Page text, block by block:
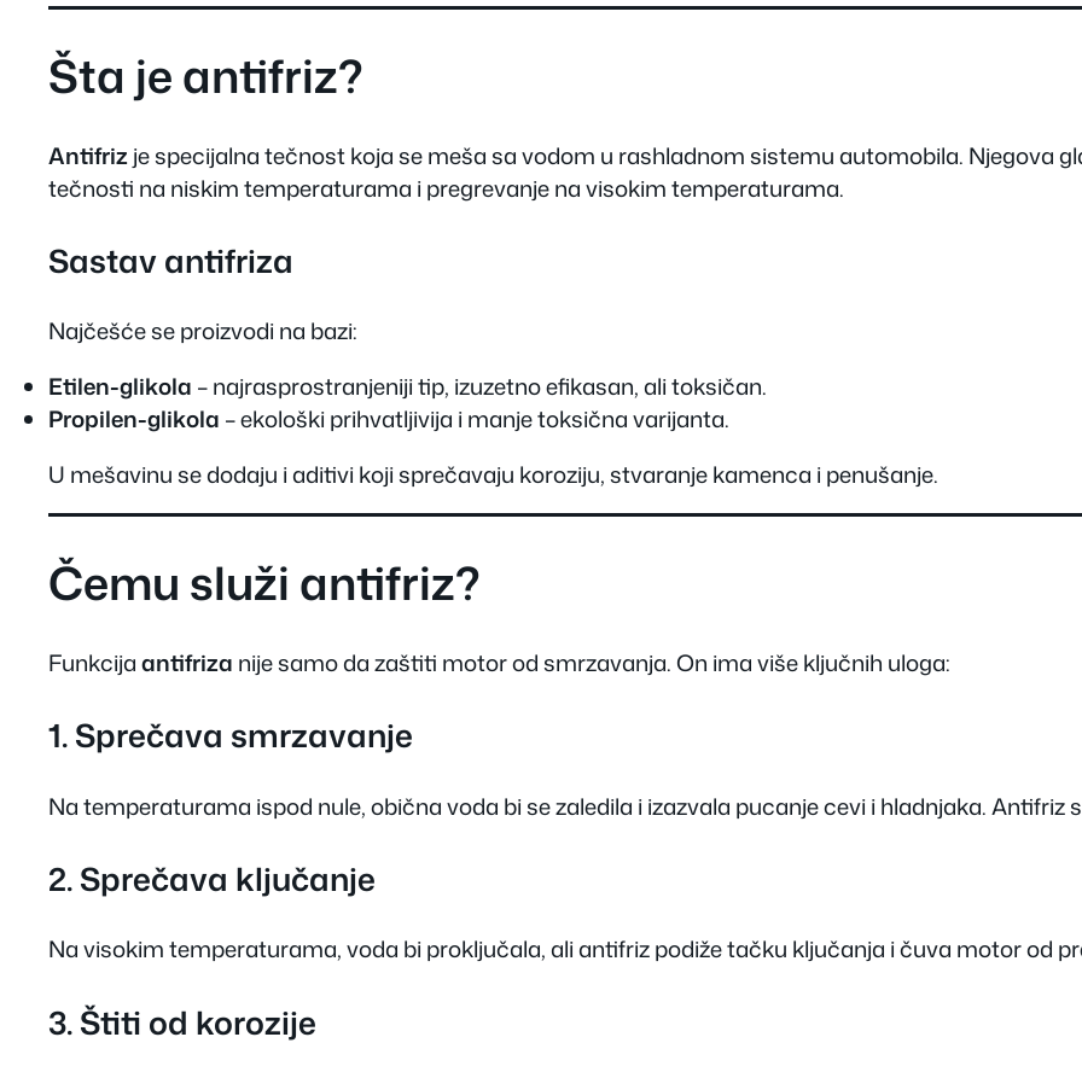
Šta je antifriz?
Antifrizje specijalna tečnost koja se meša sa vodom u rashladnom sistemu automobila. Njegova
tečnosti na niskim temperaturama i pregrevanje na visokim temperaturama.
Sastav antifriza
Najčešće se proizvodi na bazi:
Etilen-glikola – najrasprostranjeniji tip, izuzetno efikasan, ali toksičan.
Propilen-glikola – ekološki prihvatljivija i manje toksična varijanta.
U mešavinu se dodaju i aditivi koji sprečavaju koroziju, stvaranje kamenca i penušanje.
Čemu služi antifriz?
Funkcijaantifriza nije samo da zaštiti motor od smrzavanja. On ima više ključnih uloga:
1. Sprečava smrzavanje
Na temperaturama ispod nule, obična voda bi se zaledila i izazvala pucanje cevi i hladnjaka. Antifriz
2. Sprečava ključanje
Na visokim temperaturama, voda bi proključala, ali antifriz podiže tačku ključanja i čuva motor od
3. Štiti od korozije